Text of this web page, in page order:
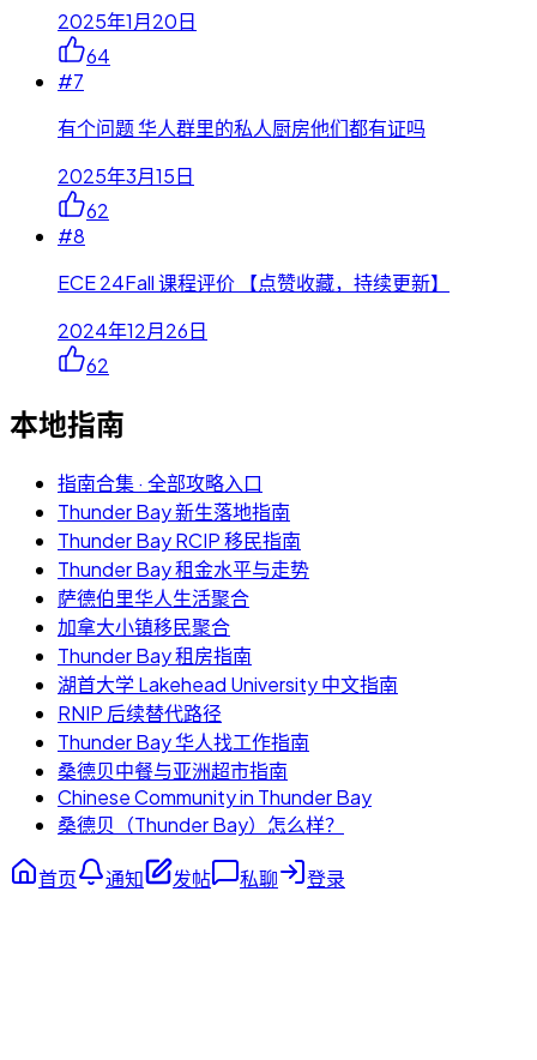
2025年1月20日
64
#7
有个问题 华人群里的私人厨房他们都有证吗
2025年3月15日
62
#8
ECE 24Fall 课程评价 【点赞收藏，持续更新】
2024年12月26日
62
本地指南
指南合集 · 全部攻略入口
Thunder Bay 新生落地指南
Thunder Bay RCIP 移民指南
Thunder Bay 租金水平与走势
萨德伯里华人生活聚合
加拿大小镇移民聚合
Thunder Bay 租房指南
湖首大学 Lakehead University 中文指南
RNIP 后续替代路径
Thunder Bay 华人找工作指南
桑德贝中餐与亚洲超市指南
Chinese Community in Thunder Bay
桑德贝（Thunder Bay）怎么样？
首页 通知 发帖 私聊 登录